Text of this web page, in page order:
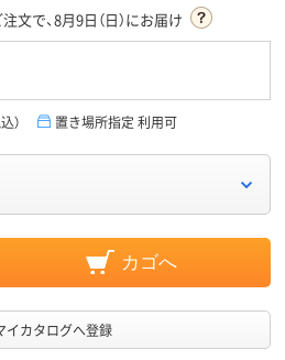
文で、8月9日（日）にお届け
） 置き場所指定 利用可
カゴへ
イカタログへ登録